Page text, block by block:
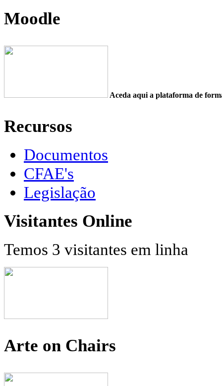
Moodle
Aceda aqui a plataforma de
Recursos
Documentos
CFAE's
Legislação
Visitantes Online
Temos 3 visitantes em linha
Arte on Chairs